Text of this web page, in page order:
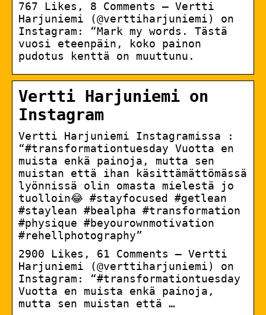
767 Likes, 8 Comments – Vertti
Harjuniemi (@verttiharjuniemi) on
Instagram: “Mark my words. Tästä
vuosi eteenpäin, koko painon
pudotus kenttä on muuttunu.
Vertti Harjuniemi on
Instagram
Vertti Harjuniemi Instagramissa :
“#transformationtuesday Vuotta en
muista enkä painoja, mutta sen
muistan että ihan käsittämättömässä
lyönnissä olin omasta mielestä jo
tuolloin😂 #stayfocused #getlean
#staylean #bealpha #transformation
#physique #beyourownmotivation
#rehellphotography”
2900 Likes, 61 Comments – Vertti
Harjuniemi (@verttiharjuniemi) on
Instagram: “#transformationtuesday
Vuotta en muista enkä painoja,
mutta sen muistan että …